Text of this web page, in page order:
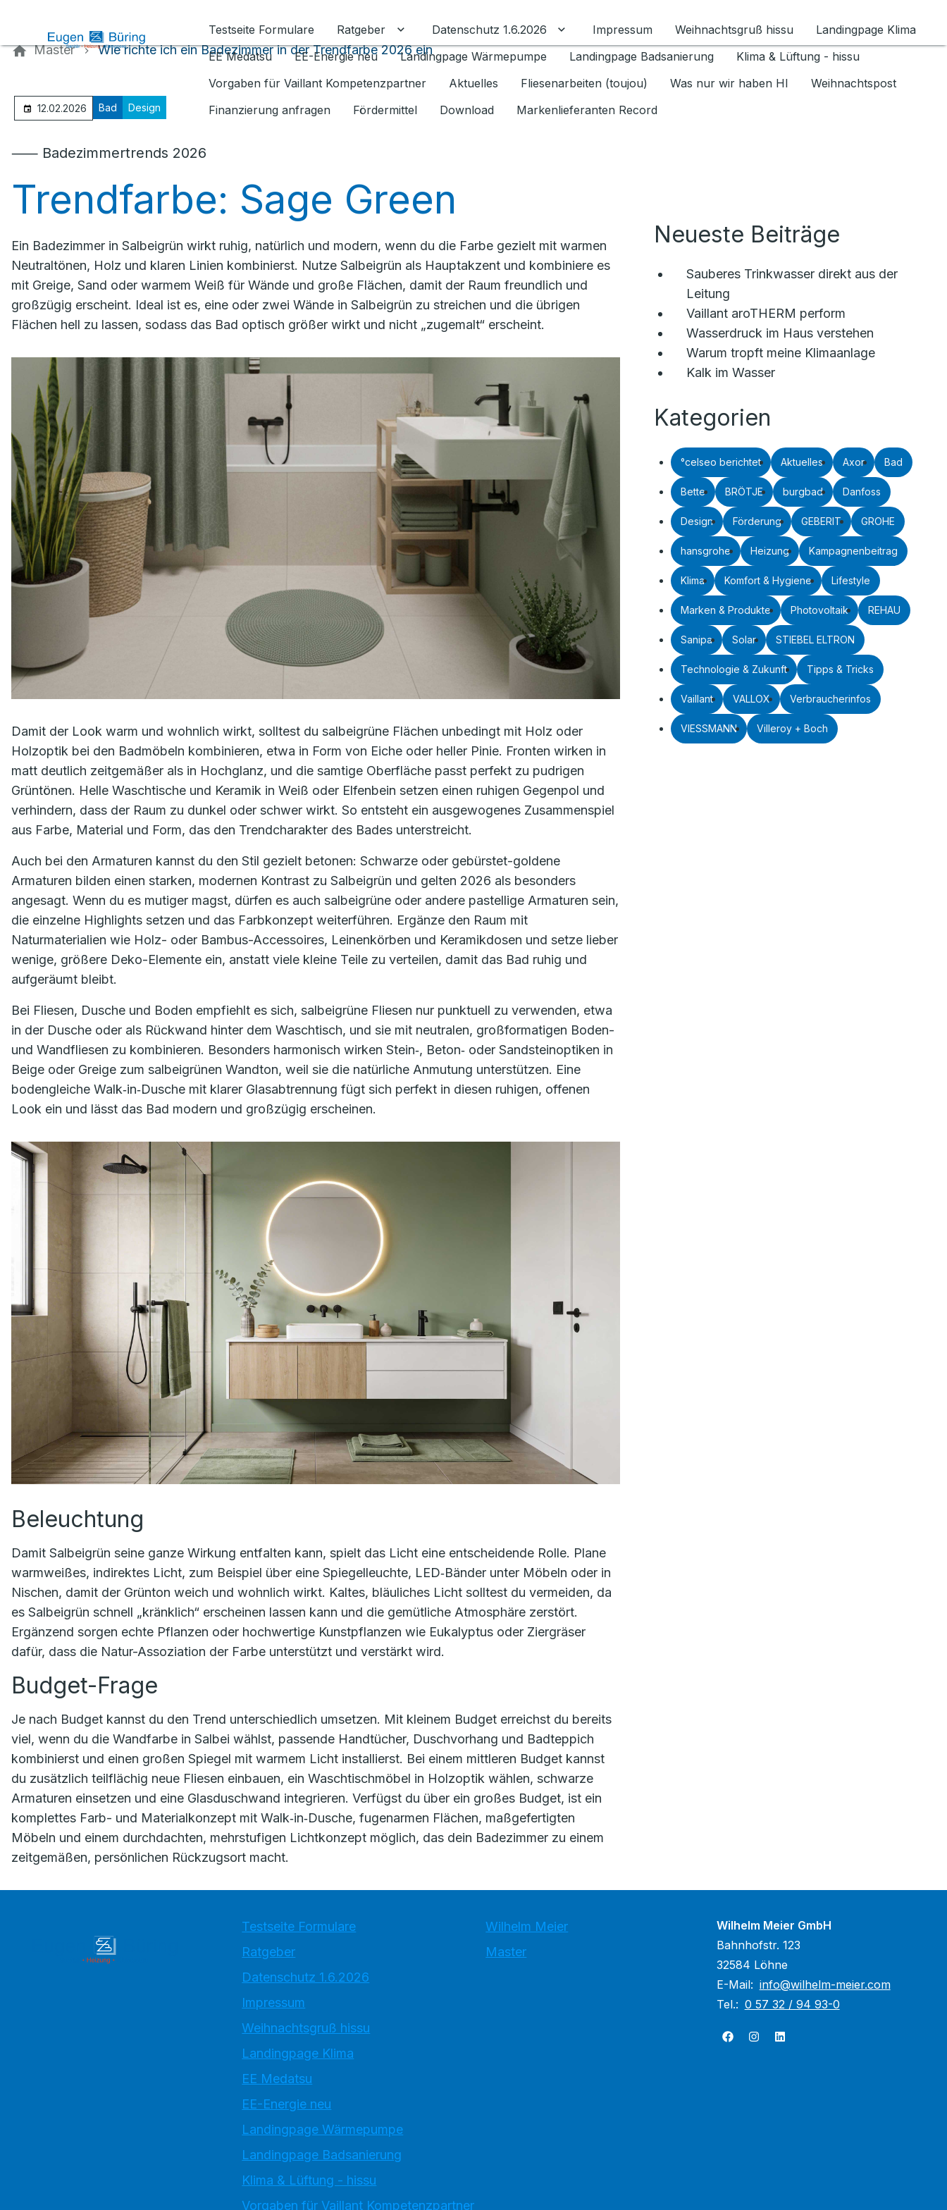
Testseite Formulare
Ratgeber Untermenü für Ratgeber umschalten
Datenschutz 1.6.2026 Untermenü für Datenschutz 1.6.2026 umschalten
Impressum Weihnachtsgruß hissu
Landingpage Klima
EE Medatsu
EE-Energie neu Landingpage Wärmepumpe Landingpage Badsanierung
Klima & Lüftung - hissu
Vorgaben für Vaillant Kompetenzpartner
Aktuelles Fliesenarbeiten (toujou) Was nur wir haben HI
Weihnachtspost
Finanzierung anfragen
Fördermittel Download Markenlieferanten Record
Master Wie richte ich ein Badezimmer in der Trendfarbe 2026 ein
12.02.2026 Bad Design
⸺ Badezimmertrends 2026
Trendfarbe: Sage Green
Ein Badezimmer in Salbeigrün wirkt ruhig, natürlich und modern, wenn du die Farbe gezielt mit warmen
Neutraltönen, Holz und klaren Linien kombinierst. Nutze Salbeigrün als Hauptakzent und kombiniere es
mit Greige, Sand oder warmem Weiß für Wände und große Flächen, damit der Raum freundlich und
großzügig erscheint. Ideal ist es, eine oder zwei Wände in Salbeigrün zu streichen und die übrigen
Flächen hell zu lassen, sodass das Bad optisch größer wirkt und nicht „zugemalt“ erscheint.
Damit der Look warm und wohnlich wirkt, solltest du salbeigrüne Flächen unbedingt mit Holz oder
Holzoptik bei den Badmöbeln kombinieren, etwa in Form von Eiche oder heller Pinie. Fronten wirken in
matt deutlich zeitgemäßer als in Hochglanz, und die samtige Oberfläche passt perfekt zu pudrigen
Grüntönen. Helle Waschtische und Keramik in Weiß oder Elfenbein setzen einen ruhigen Gegenpol und
verhindern, dass der Raum zu dunkel oder schwer wirkt. So entsteht ein ausgewogenes Zusammenspiel
aus Farbe, Material und Form, das den Trendcharakter des Bades unterstreicht.
Auch bei den Armaturen kannst du den Stil gezielt betonen: Schwarze oder gebürstet-goldene
Armaturen bilden einen starken, modernen Kontrast zu Salbeigrün und gelten 2026 als besonders
angesagt. Wenn du es mutiger magst, dürfen es auch salbeigrüne oder andere pastellige Armaturen sein,
die einzelne Highlights setzen und das Farbkonzept weiterführen. Ergänze den Raum mit
Naturmaterialien wie Holz- oder Bambus-Accessoires, Leinenkörben und Keramikdosen und setze lieber
wenige, größere Deko-Elemente ein, anstatt viele kleine Teile zu verteilen, damit das Bad ruhig und
aufgeräumt bleibt.
Bei Fliesen, Dusche und Boden empfiehlt es sich, salbeigrüne Fliesen nur punktuell zu verwenden, etwa
in der Dusche oder als Rückwand hinter dem Waschtisch, und sie mit neutralen, großformatigen Boden-
und Wandfliesen zu kombinieren. Besonders harmonisch wirken Stein‑, Beton‑ oder Sandsteinoptiken in
Beige oder Greige zum salbeigrünen Wandton, weil sie die natürliche Anmutung unterstützen. Eine
bodengleiche Walk‑in‑Dusche mit klarer Glasabtrennung fügt sich perfekt in diesen ruhigen, offenen
Look ein und lässt das Bad modern und großzügig erscheinen.
Beleuchtung
Damit Salbeigrün seine ganze Wirkung entfalten kann, spielt das Licht eine entscheidende Rolle. Plane
warmweißes, indirektes Licht, zum Beispiel über eine Spiegelleuchte, LED‑Bänder unter Möbeln oder in
Nischen, damit der Grünton weich und wohnlich wirkt. Kaltes, bläuliches Licht solltest du vermeiden, da
es Salbeigrün schnell „kränklich“ erscheinen lassen kann und die gemütliche Atmosphäre zerstört.
Ergänzend sorgen echte Pflanzen oder hochwertige Kunstpflanzen wie Eukalyptus oder Ziergräser
dafür, dass die Natur-Assoziation der Farbe unterstützt und verstärkt wird.
Budget-Frage
Je nach Budget kannst du den Trend unterschiedlich umsetzen. Mit kleinem Budget erreichst du bereits
viel, wenn du die Wandfarbe in Salbei wählst, passende Handtücher, Duschvorhang und Badteppich
kombinierst und einen großen Spiegel mit warmem Licht installierst. Bei einem mittleren Budget kannst
du zusätzlich teilflächig neue Fliesen einbauen, ein Waschtischmöbel in Holzoptik wählen, schwarze
Armaturen einsetzen und eine Glasduschwand integrieren. Verfügst du über ein großes Budget, ist ein
komplettes Farb- und Materialkonzept mit Walk‑in‑Dusche, fugenarmen Flächen, maßgefertigten
Möbeln und einem durchdachten, mehrstufigen Lichtkonzept möglich, das dein Badezimmer zu einem
zeitgemäßen, persönlichen Rückzugsort macht.
Neueste Beiträge
Sauberes Trinkwasser direkt aus der
Leitung
Vaillant aroTHERM perform
Wasserdruck im Haus verstehen
Warum tropft meine Klimaanlage
Kalk im Wasser
Kategorien
°celseo berichtet Aktuelles Axor Bad
Bette BRÖTJE burgbad Danfoss
Design Förderung GEBERIT GROHE
hansgrohe Heizung Kampagnenbeitrag
Klima Komfort & Hygiene Lifestyle
Marken & Produkte Photovoltaik REHAU
Sanipa Solar STIEBEL ELTRON
Technologie & Zukunft Tipps & Tricks
Vaillant VALLOX Verbraucherinfos
VIESSMANN Villeroy + Boch
Testseite Formulare
Ratgeber
Datenschutz 1.6.2026
Impressum
Weihnachtsgruß hissu
Landingpage Klima
EE Medatsu
EE-Energie neu
Landingpage Wärmepumpe
Landingpage Badsanierung
Klima & Lüftung - hissu
Vorgaben für Vaillant Kompetenzpartner
Wilhelm Meier
Master
Wilhelm Meier GmbH
Bahnhofstr. 123
32584 Löhne
E-Mail: info@wilhelm-meier.com
Tel.: 0 57 32 / 94 93-0